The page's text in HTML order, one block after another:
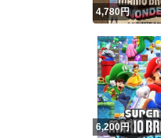
4,780円
6,200円